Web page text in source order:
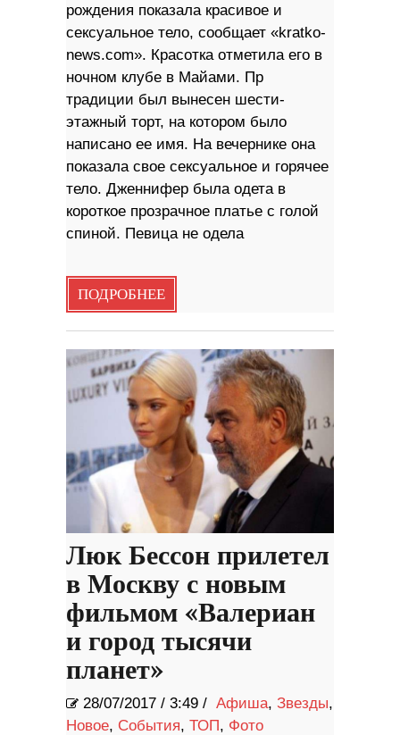
рождения показала красивое и
сексуальное тело, сообщает «kratko-
news.com». Красотка отметила его в
ночном клубе в Майами. Пр
традиции был вынесен шести-
этажный торт, на котором было
написано ее имя. На вечернике она
показала свое сексуальное и горячее
тело. Дженнифер была одета в
короткое прозрачное платье с голой
спиной. Певица не одела
ПОДРОБНЕЕ
Люк Бессон прилетел
в Москву с новым
фильмом «Валериан
и город тысячи
планет»
28/07/2017 / 3:49 / Афиша, Звезды,
Новое, События, ТОП, Фото